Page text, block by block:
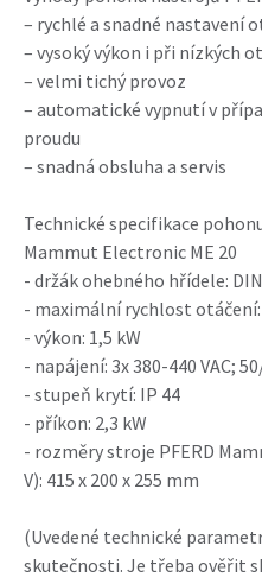
– rychlé a snadné nastavení
– vysoký výkon i při nízkých
– velmi tichý provoz
– automatické vypnutí v
proudu
– snadná obsluha a servis
Technické specifikace
Mammut Electronic ME 20
- držák ohebného hřídele:
- maximální rychlost
- výkon: 1,5 kW
- napájení: 3x 380-440 VAC;
- stupeň krytí: IP 44
- příkon: 2,3 kW
- rozměry stroje PFERD
V): 415 x 200 x 255 mm
(Uvedené technické
skutečnosti. Je třeba ověřit